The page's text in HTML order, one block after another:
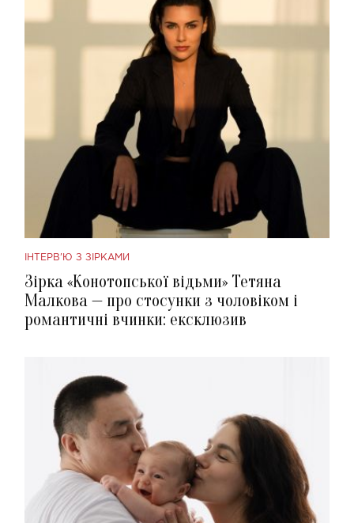
ІНТЕРВ'Ю З ЗІРКАМИ
Зірка «Конотопської відьми» Тетяна
Малкова — про стосунки з чоловіком і
романтичні вчинки: ексклюзив